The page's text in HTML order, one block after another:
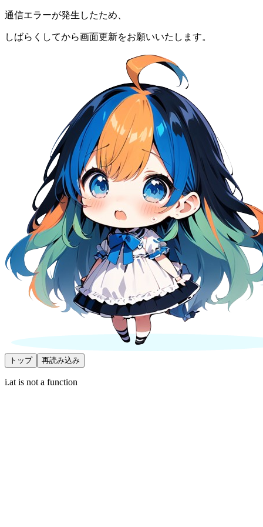
通信エラーが発生したため、
しばらくしてから画面更新をお願いいたします。
トップ 再読み込み
i.at is not a function